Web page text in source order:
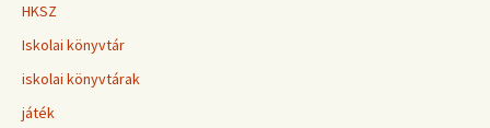
HKSZ
Iskolai könyvtár
iskolai könyvtárak
játék